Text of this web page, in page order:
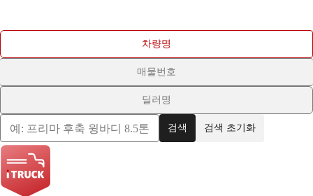
차량명
매물번호
딜러명
검색 검색 초기화